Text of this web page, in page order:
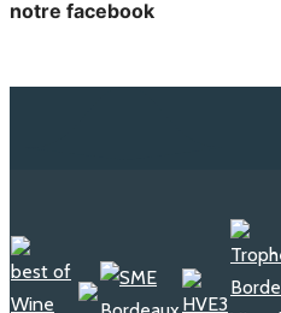
notre facebook